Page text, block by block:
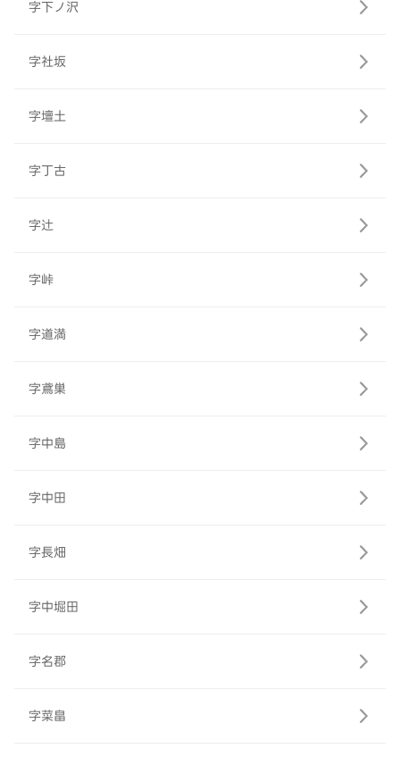
字下ノ沢
字社坂
字壇土
字丁古
字辻
字峠
字道満
字鳶巣
字中島
字中田
字長畑
字中堀田
字名郡
字菜畠